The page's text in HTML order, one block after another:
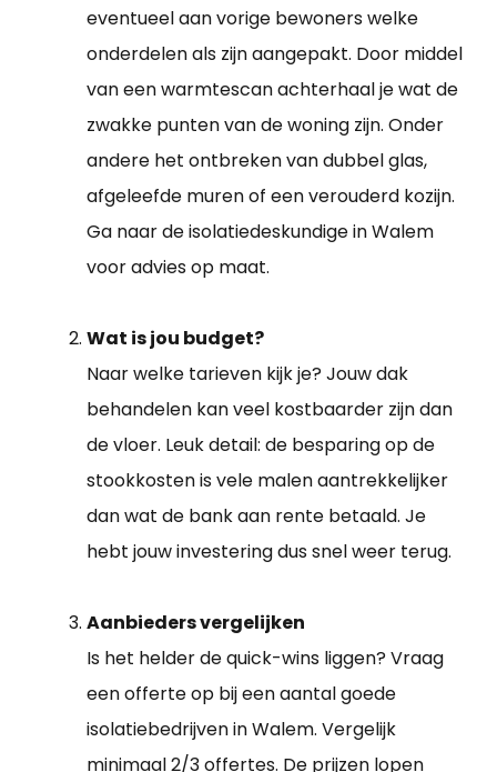
eventueel aan vorige bewoners welke
onderdelen als zijn aangepakt. Door middel
van een warmtescan achterhaal je wat de
zwakke punten van de woning zijn. Onder
andere het ontbreken van dubbel glas,
afgeleefde muren of een verouderd kozijn.
Ga naar de isolatiedeskundige in Walem
voor advies op maat.
Wat is jou budget?
Naar welke tarieven kijk je? Jouw dak
behandelen kan veel kostbaarder zijn dan
de vloer. Leuk detail: de besparing op de
stookkosten is vele malen aantrekkelijker
dan wat de bank aan rente betaald. Je
hebt jouw investering dus snel weer terug.
Aanbieders vergelijken
Is het helder de quick-wins liggen? Vraag
een offerte op bij een aantal goede
isolatiebedrijven in Walem. Vergelijk
minimaal 2/3 offertes. De prijzen lopen